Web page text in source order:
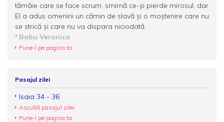
tămâie care se face scrum, smirnă ce-şi pierde mirosul, dar
El a adus omenirii un cămin de slavă şi o moştenire care nu
se strică şi care nu va dispara niciodată.
Bobu Veronica
Pune-l pe pagina ta
Pasajul zilei
Isaia 34 - 36
Ascultă pasajul zilei
Pune-l pe pagina ta